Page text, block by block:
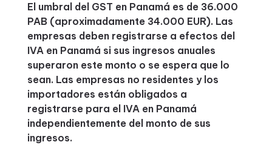
El umbral del GST en Panamá es de 36.000
PAB (aproximadamente 34.000 EUR). Las
empresas deben registrarse a efectos del
IVA en Panamá si sus ingresos anuales
superaron este monto o se espera que lo
sean. Las empresas no residentes y los
importadores están obligados a
registrarse para el IVA en Panamá
independientemente del monto de sus
ingresos.